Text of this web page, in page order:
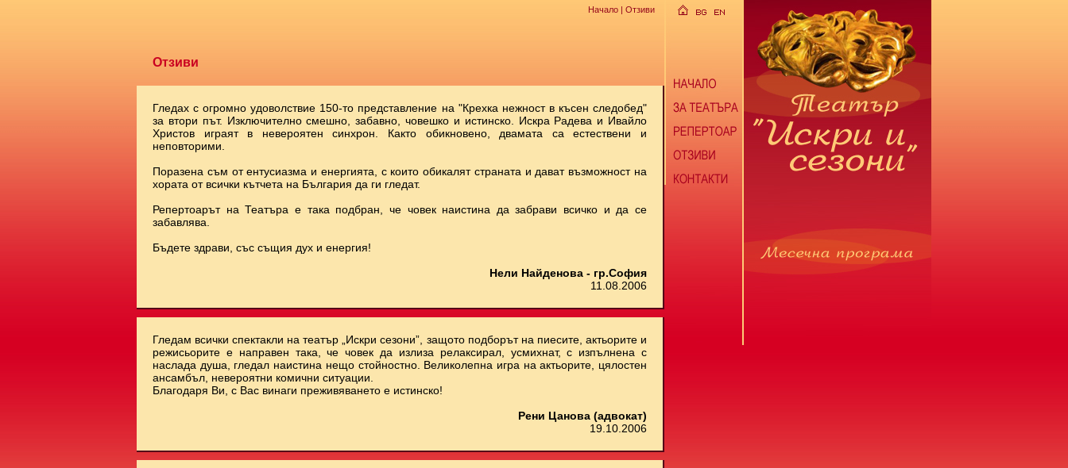
Начало | Отзиви
Отзиви
Гледах с огромно удоволствие 150-то представление на "Крехка нежност в късен следобед"
за втори път. Изключително смешно, забавно, човешко и истинско. Искра Радева и Ивайло
Христов играят в невероятен синхрон. Както обикновено, двамата са естествени и
неповторими.
Поразена съм от ентусиазма и енергията, с които обикалят страната и дават възможност на
хората от всички кътчета на България да ги гледат.
Репертоарът на Театъра е така подбран, че човек наистина да забрави всичко и да се
забавлява.
Бъдете здрави, със същия дух и енергия!
Нели Найденова - гр.София
11.08.2006
Гледам всички спектакли на театър „Искри сезони”, защото подборът на пиесите, актьорите и
режисьорите е направен така, че човек да излиза релаксирал, усмихнат, с изпълнена с
наслада душа, гледал наистина нещо стойностно. Великолепна игра на актьорите, цялостен
ансамбъл, невероятни комични ситуации.
Благодаря Ви, с Вас винаги преживяването е истинско!
Рени Цанова (адвокат)
19.10.2006